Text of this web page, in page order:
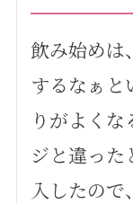
飲み始めは
するなぁと
りがよく
ジと違っ
入したの